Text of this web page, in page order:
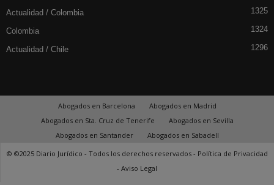
Actualidad / Colombia 1325
Colombia 1324
Actualidad / Chile 1296
Abogados en Barcelona
Abogados en Madrid
Abogados en Sta. Cruz de Tenerife
Abogados en Sevilla
Abogados en Santander
Abogados en Sabadell
© ©2025 Diario Jurídico - Todos los derechos reservados - Política de Privacidad
- Aviso Legal